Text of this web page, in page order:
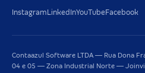
InstagramLinkedInYouTubeFacebook
Contaazul Software LTDA — Rua Dona
04 e 05 — Zona Industrial Norte —